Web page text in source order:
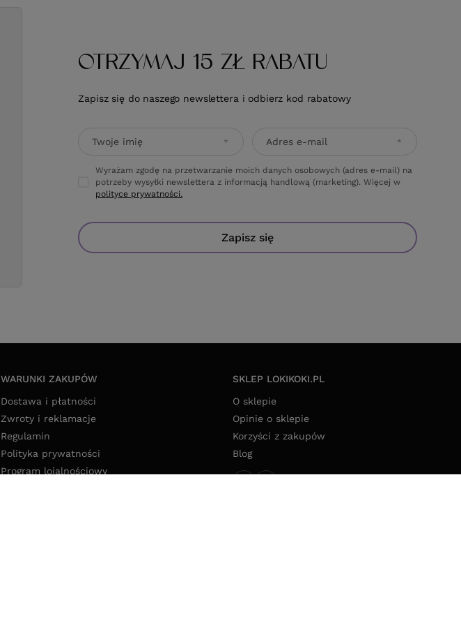
OTRZYMAJ 15 ZŁ RABATU
Zapisz się do naszego newslettera i odbierz kod rabatowy
Twoje imię Adres e-mail
Wyrażam zgodę na przetwarzanie moich danych osobowych (adres e-mail) na
potrzeby wysyłki newslettera z informacją handlową (marketing). Więcej w
polityce prywatności.
Zapisz się
WARUNKI ZAKUPÓW
Dostawa i płatności
Zwroty i reklamacje
Regulamin
Polityka prywatności
Program lojalnościowy
SKLEP LOKIKOKI.PL
O sklepie
Opinie o sklepie
Korzyści z zakupów
Blog